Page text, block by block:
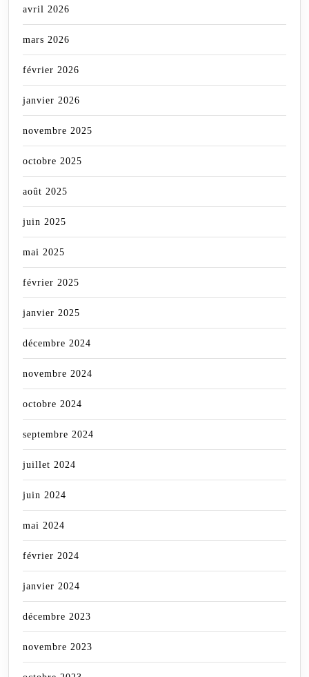
avril 2026
mars 2026
février 2026
janvier 2026
novembre 2025
octobre 2025
août 2025
juin 2025
mai 2025
février 2025
janvier 2025
décembre 2024
novembre 2024
octobre 2024
septembre 2024
juillet 2024
juin 2024
mai 2024
février 2024
janvier 2024
décembre 2023
novembre 2023